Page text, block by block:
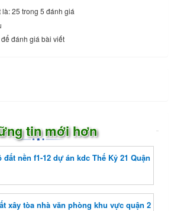
25 trong 5 đánh giá
đánh giá bài viết
tin mới hơn
đất nền f1-12 dự án kdc Thế Kỷ 21 Quận
xây tòa nhà văn phòng khu vực quận 2